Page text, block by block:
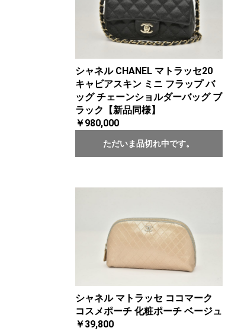
シャネル CHANEL マトラッセ20
キャビアスキン ミニ フラップ バ
ッグ チェーンショルダーバッグ ブ
ラック【新品同様】
￥980,000
ただいま品切れ中です。
シャネル マトラッセ ココマーク
コスメポーチ 化粧ポーチ ベージュ
￥39,800